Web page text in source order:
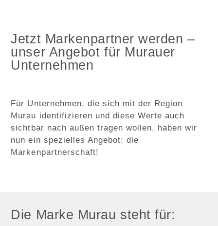
Jetzt Markenpartner werden –
unser Angebot für Murauer
Unternehmen
Für Unternehmen, die sich mit der Region
Murau identifizieren und diese Werte auch
sichtbar nach außen tragen wollen, haben wir
nun ein spezielles Angebot: die
Markenpartnerschaft!
Die Marke Murau steht für: